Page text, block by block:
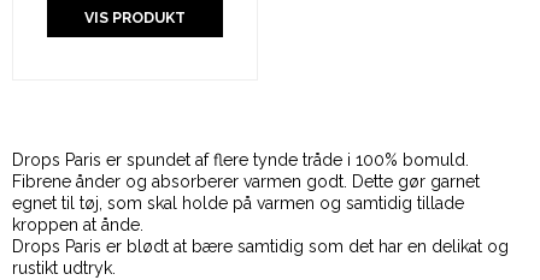
VIS PRODUKT
Drops Paris er spundet af flere tynde tråde i 100% bomuld.
Fibrene ånder og absorberer varmen godt. Dette gør garnet
egnet til tøj, som skal holde på varmen og samtidig tillade
kroppen at ånde.
Drops Paris er blødt at bære samtidig som det har en delikat og
rustikt udtryk.